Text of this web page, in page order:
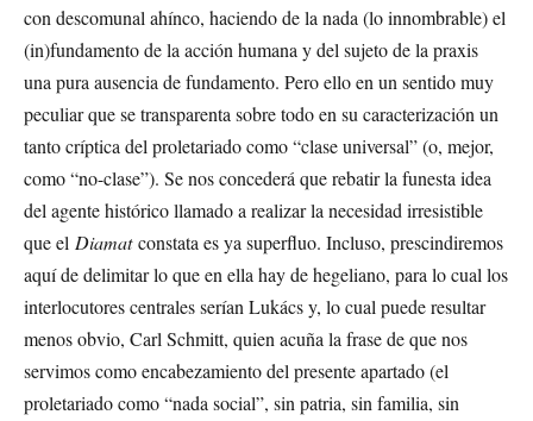
con descomunal ahínco, haciendo de la nada (lo innombrable) el
(in)fundamento de la acción humana y del sujeto de la praxis
una pura ausencia de fundamento. Pero ello en un sentido muy
peculiar que se transparenta sobre todo en su caracterización un
tanto críptica del proletariado como “clase universal” (o, mejor,
como “no-clase”). Se nos concederá que rebatir la funesta idea
del agente histórico llamado a realizar la necesidad irresistible
que el Diamatconstata es ya superfluo. Incluso, prescindiremos
aquí de delimitar lo que en ella hay de hegeliano, para lo cual los
interlocutores centrales serían Lukács y, lo cual puede resultar
menos obvio, Carl Schmitt, quien acuña la frase de que nos
servimos como encabezamiento del presente apartado (el
proletariado como “nada social”, sin patria, sin familia, sin